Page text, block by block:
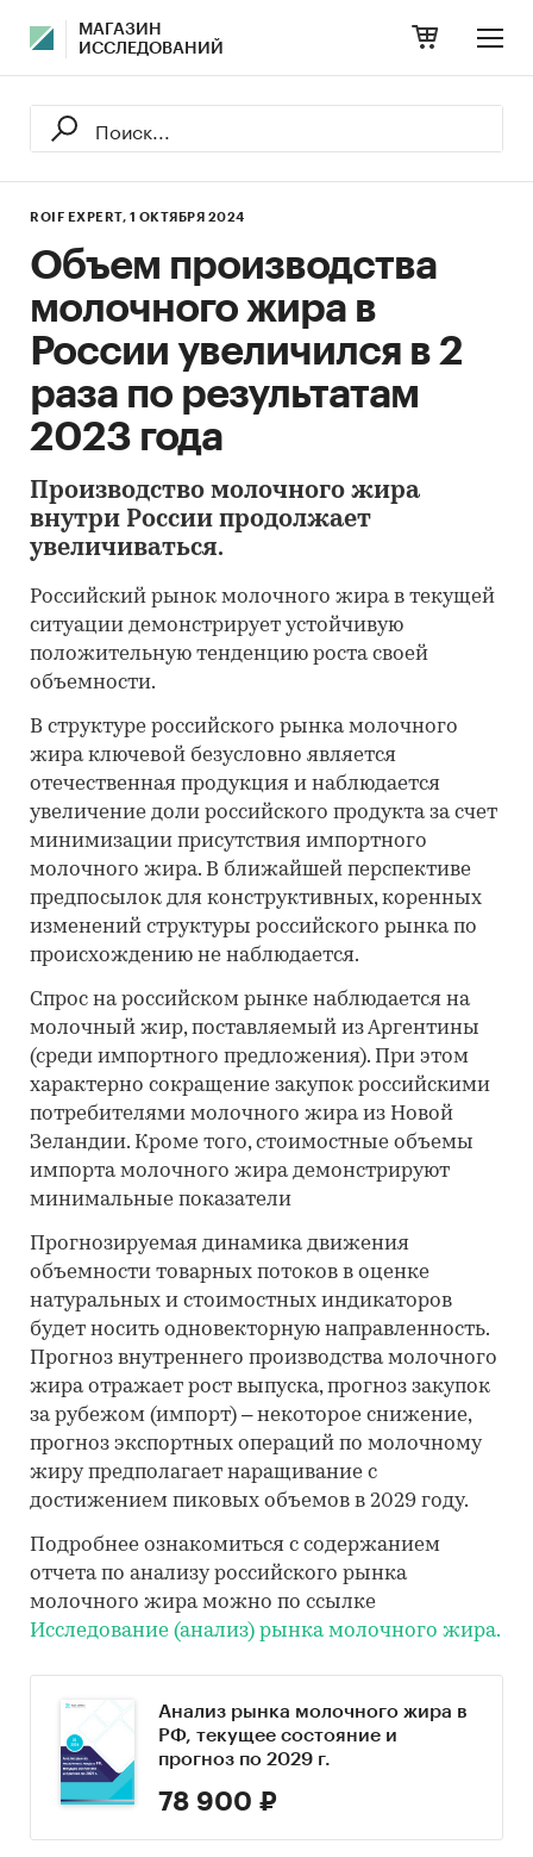
МАГАЗИН
ИССЛЕДОВАНИЙ
ROIF EXPERT, 1 ОКТЯБРЯ 2024
Объем производства
молочного жира в
России увеличился в 2
раза по результатам
2023 года
Производство молочного жира
внутри России продолжает
увеличиваться.
Российский рынок молочного жира в текущей
ситуации демонстрирует устойчивую
положительную тенденцию роста своей
объемности.
В структуре российского рынка молочного
жира ключевой безусловно является
отечественная продукция и наблюдается
увеличение доли российского продукта за счет
минимизации присутствия импортного
молочного жира. В ближайшей перспективе
предпосылок для конструктивных, коренных
изменений структуры российского рынка по
происхождению не наблюдается.
Спрос на российском рынке наблюдается на
молочный жир, поставляемый из Аргентины
(среди импортного предложения). При этом
характерно сокращение закупок российскими
потребителями молочного жира из Новой
Зеландии. Кроме того, стоимостные объемы
импорта молочного жира демонстрируют
минимальные показатели
Прогнозируемая динамика движения
объемности товарных потоков в оценке
натуральных и стоимостных индикаторов
будет носить одновекторную направленность.
Прогноз внутреннего производства молочного
жира отражает рост выпуска, прогноз закупок
за рубежом (импорт) – некоторое снижение,
прогноз экспортных операций по молочному
жиру предполагает наращивание с
достижением пиковых объемов в 2029 году.
Подробнее ознакомиться с содержанием
отчета по анализу российского рынка
молочного жира можно по ссылке
Исследование (анализ) рынка молочного жира.
Анализ рынка молочного жира в
РФ, текущее состояние и
прогноз по 2029 г.
78 900 ₽